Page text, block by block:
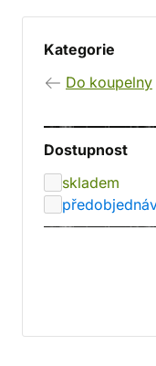
Kategorie
Do koupelny
Dostupnost
skladem